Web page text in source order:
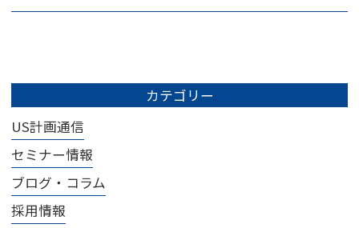
カテゴリー
US計画通信
セミナー情報
ブログ・コラム
採用情報